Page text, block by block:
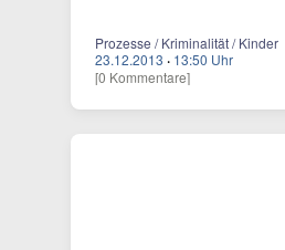
Prozesse / Kriminalität / Kinder
23.12.2013 · 13:50 Uhr
[0 Kommentare]